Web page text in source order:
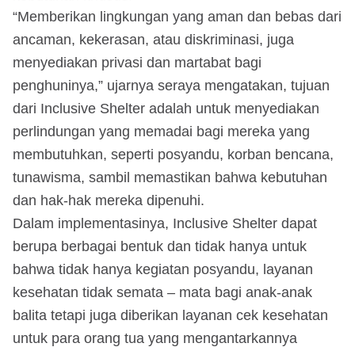
“Memberikan lingkungan yang aman dan bebas dari
ancaman, kekerasan, atau diskriminasi, juga
menyediakan privasi dan martabat bagi
penghuninya,” ujarnya seraya mengatakan, tujuan
dari Inclusive Shelter adalah untuk menyediakan
perlindungan yang memadai bagi mereka yang
membutuhkan, seperti posyandu, korban bencana,
tunawisma, sambil memastikan bahwa kebutuhan
dan hak-hak mereka dipenuhi.
Dalam implementasinya, Inclusive Shelter dapat
berupa berbagai bentuk dan tidak hanya untuk
bahwa tidak hanya kegiatan posyandu, layanan
kesehatan tidak semata – mata bagi anak-anak
balita tetapi juga diberikan layanan cek kesehatan
untuk para orang tua yang mengantarkannya